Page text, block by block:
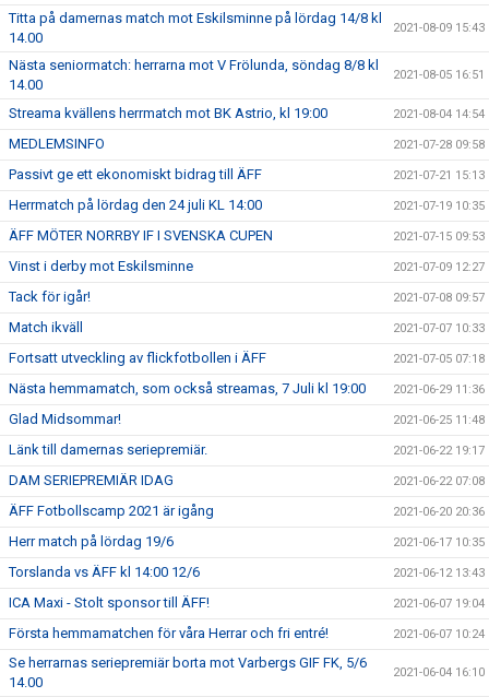
Titta på damernas match mot Eskilsminne på lördag 14/8 kl
14.00
2021-08-09 15:43
Nästa seniormatch: herrarna mot V Frölunda, söndag 8/8 kl
14.00
2021-08-05 16:51
Streama kvällens herrmatch mot BK Astrio, kl 19:00 2021-08-04 14:54
MEDLEMSINFO 2021-07-28 09:58
Passivt ge ett ekonomiskt bidrag till ÄFF 2021-07-21 15:13
Herrmatch på lördag den 24 juli KL 14:00 2021-07-19 10:35
ÄFF MÖTER NORRBY IF I SVENSKA CUPEN 2021-07-15 09:53
Vinst i derby mot Eskilsminne 2021-07-09 12:27
Tack för igår! 2021-07-08 09:57
Match ikväll 2021-07-07 10:33
Fortsatt utveckling av flickfotbollen i ÄFF 2021-07-05 07:18
Nästa hemmamatch, som också streamas, 7 Juli kl 19:00 2021-06-29 11:36
Glad Midsommar! 2021-06-25 11:48
Länk till damernas seriepremiär. 2021-06-22 19:17
DAM SERIEPREMIÄR IDAG 2021-06-22 07:08
ÄFF Fotbollscamp 2021 är igång 2021-06-20 20:36
Herr match på lördag 19/6 2021-06-17 10:35
Torslanda vs ÄFF kl 14:00 12/6 2021-06-12 13:43
ICA Maxi - Stolt sponsor till ÄFF! 2021-06-07 19:04
Första hemmamatchen för våra Herrar och fri entré! 2021-06-07 10:24
Se herrarnas seriepremiär borta mot Varbergs GIF FK, 5/6
14.00
2021-06-04 16:10